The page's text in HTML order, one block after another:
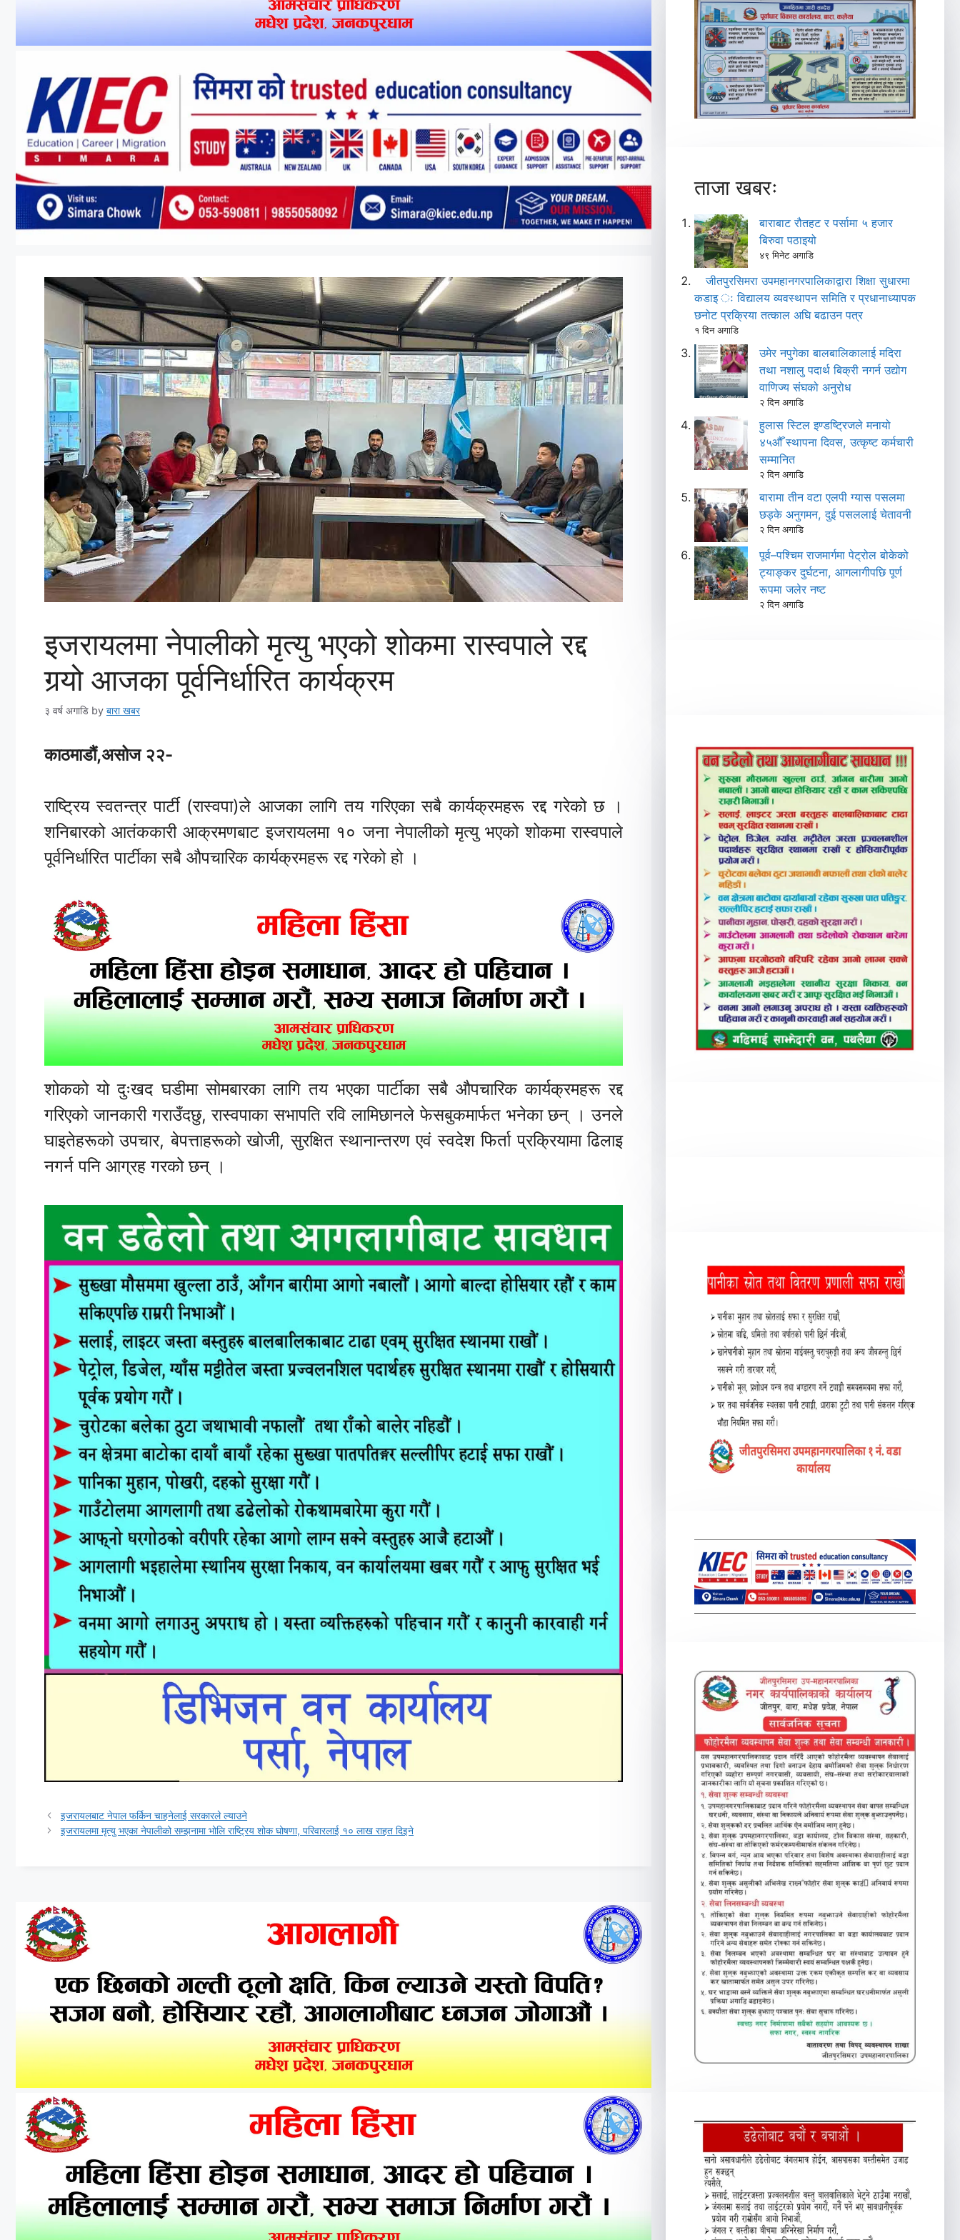
इजरायलमा नेपालीको मृत्यु भएको शोकमा रास्वपाले रद्द
गर्‍यो आजका पूर्वनिर्धारित कार्यक्रम
३ वर्ष अगाडि by बारा खबर
काठमाडौं,असोज २२-
राष्ट्रिय स्वतन्त्र पार्टी (रास्वपा)ले आजका लागि तय गरिएका सबै कार्यक्रमहरू रद्द गरेको छ ।
शनिबारको आतंककारी आक्रमणबाट इजरायलमा १० जना नेपालीको मृत्यु भएको शोकमा रास्वपाले
पूर्वनिर्धारित पार्टीका सबै औपचारिक कार्यक्रमहरू रद्द गरेको हो ।
शोकको यो दुःखद घडीमा सोमबारका लागि तय भएका पार्टीका सबै औपचारिक कार्यक्रमहरू रद्द
गरिएको जानकारी गराउँदछु, रास्वपाका सभापति रवि लामिछानले फेसबुकमार्फत भनेका छन् । उनले
घाइतेहरूको उपचार, बेपत्ताहरूको खोजी, सुरक्षित स्थानान्तरण एवं स्वदेश फिर्ता प्रक्रियामा ढिलाइ
नगर्न पनि आग्रह गरको छन् ।
इजरायलबाट नेपाल फर्किन चाहनेलाई सरकारले ल्याउने
इजरायलमा मृत्यु भएका नेपालीको सम्झनामा भोलि राष्ट्रिय शोक घोषणा, परिवारलाई १० लाख राहत दिइने
ताजा खबरः
बाराबाट रौतहट र पर्सामा ५ हजार
बिरुवा पठाइयो
४९ मिनेट अगाडि
जीतपुरसिमरा उपमहानगरपालिकाद्वारा शिक्षा सुधारमा
कडाइ ः विद्यालय व्यवस्थापन समिति र प्रधानाध्यापक
छनोट प्रक्रिया तत्काल अघि बढाउन पत्र
१ दिन अगाडि
उमेर नपुगेका बालबालिकालाई मदिरा
तथा नशालु पदार्थ बिक्री नगर्न उद्योग
वाणिज्य संघको अनुरोध
२ दिन अगाडि
हुलास स्टिल इण्डष्ट्रिजले मनायो
४५औँ स्थापना दिवस, उत्कृष्ट कर्मचारी
सम्मानित
२ दिन अगाडि
बारामा तीन वटा एलपी ग्यास पसलमा
छड्के अनुगमन, दुई पसललाई चेतावनी
२ दिन अगाडि
पूर्व–पश्चिम राजमार्गमा पेट्रोल बोकेको
ट्याङ्कर दुर्घटना, आगलागीपछि पूर्ण
रूपमा जलेर नष्ट
२ दिन अगाडि